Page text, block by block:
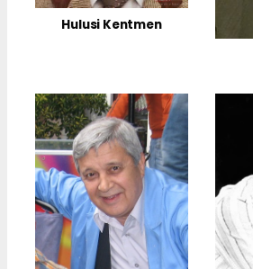
Hulusi Kentmen